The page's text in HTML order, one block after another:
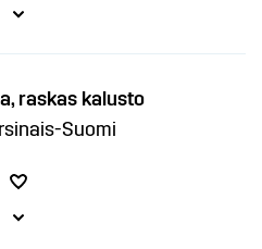
raskas kalusto
Suomi